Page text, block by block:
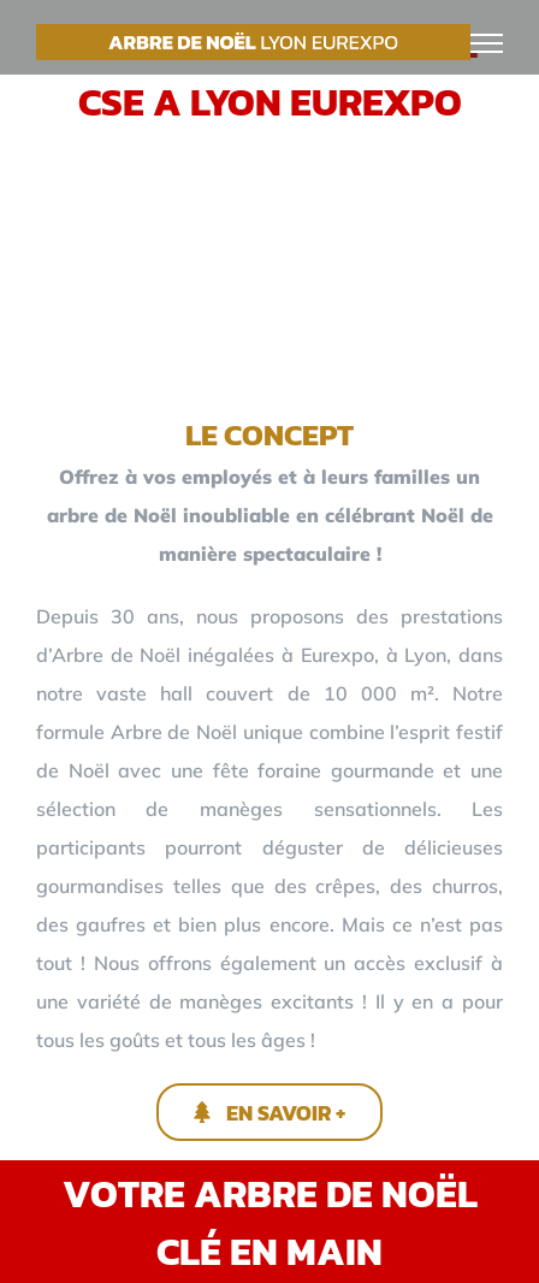
PasserVOTRE ARBRE DE NOËL
CSE A LYON EUREXPO
LE CONCEPT
Offrez à vos employés et à leurs familles un
arbre de Noël inoubliable en célébrant Noël de
manière spectaculaire !
Depuis 30 ans, nous proposons des prestations
d’Arbre de Noël inégalées à Eurexpo, à Lyon, dans
notre vaste hall couvert de 10 000 m². Notre
formule Arbre de Noël unique combine l’esprit festif
de Noël avec une fête foraine gourmande et une
sélection de manèges sensationnels. Les
participants pourront déguster de délicieuses
gourmandises telles que des crêpes, des churros,
des gaufres et bien plus encore. Mais ce n’est pas
tout ! Nous offrons également un accès exclusif à
une variété de manèges excitants ! Il y en a pour
tous les goûts et tous les âges !
EN SAVOIR +
VOTRE ARBRE DE NOËL
CLÉ EN MAIN